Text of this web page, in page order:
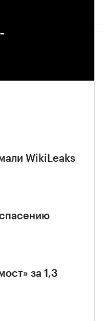
WikiLeaks
за 1,3